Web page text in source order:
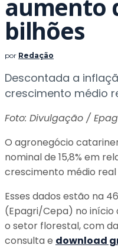
aumento
bilhões
por Redação
Descontada a
crescimento médio
Foto: Divulgação /
O agronegócio
nominal de 15,8% em
crescimento médio real
Esses dados estão na
(Epagri/Cepa) no início
o setor florestal, com
consulta e download